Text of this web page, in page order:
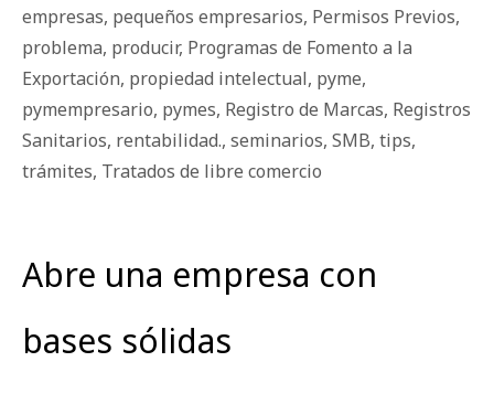
empresas, pequeños empresarios, Permisos Previos,
problema, producir, Programas de Fomento a la
Exportación, propiedad intelectual, pyme,
pymempresario, pymes, Registro de Marcas, Registros
Sanitarios, rentabilidad., seminarios, SMB, tips,
trámites, Tratados de libre comercio
Abre una empresa con
bases sólidas